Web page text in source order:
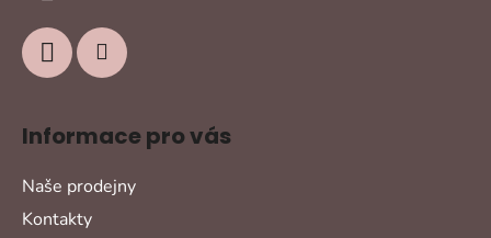
Informace pro vás
Naše prodejny
Kontakty